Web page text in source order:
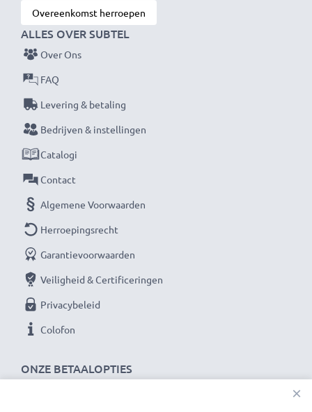
Overeenkomst herroepen
ONZE BETAALOPTIES
ALLES OVER SUBTEL
Over Ons
FAQ
Levering & betaling
Bedrijven & instellingen
Catalogi
Contact
Algemene Voorwaarden
Herroepingsrecht
Garantievoorwaarden
Veiligheid & Certificeringen
Privacybeleid
Colofon
×